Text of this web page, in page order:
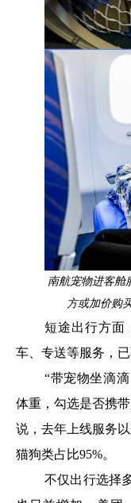
南航宠物进客舱
方或加价购
短途出行方面
车、专送等服务，
“带宠物坐滴
体重，勾选是否携
说，去年上线服务
猫狗类占比95%。
不仅出行选择